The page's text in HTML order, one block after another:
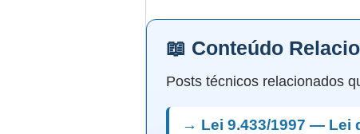
📖 Conteúdo
Posts técnicos relacionados
→ Lei 9.433/1997 — Lei